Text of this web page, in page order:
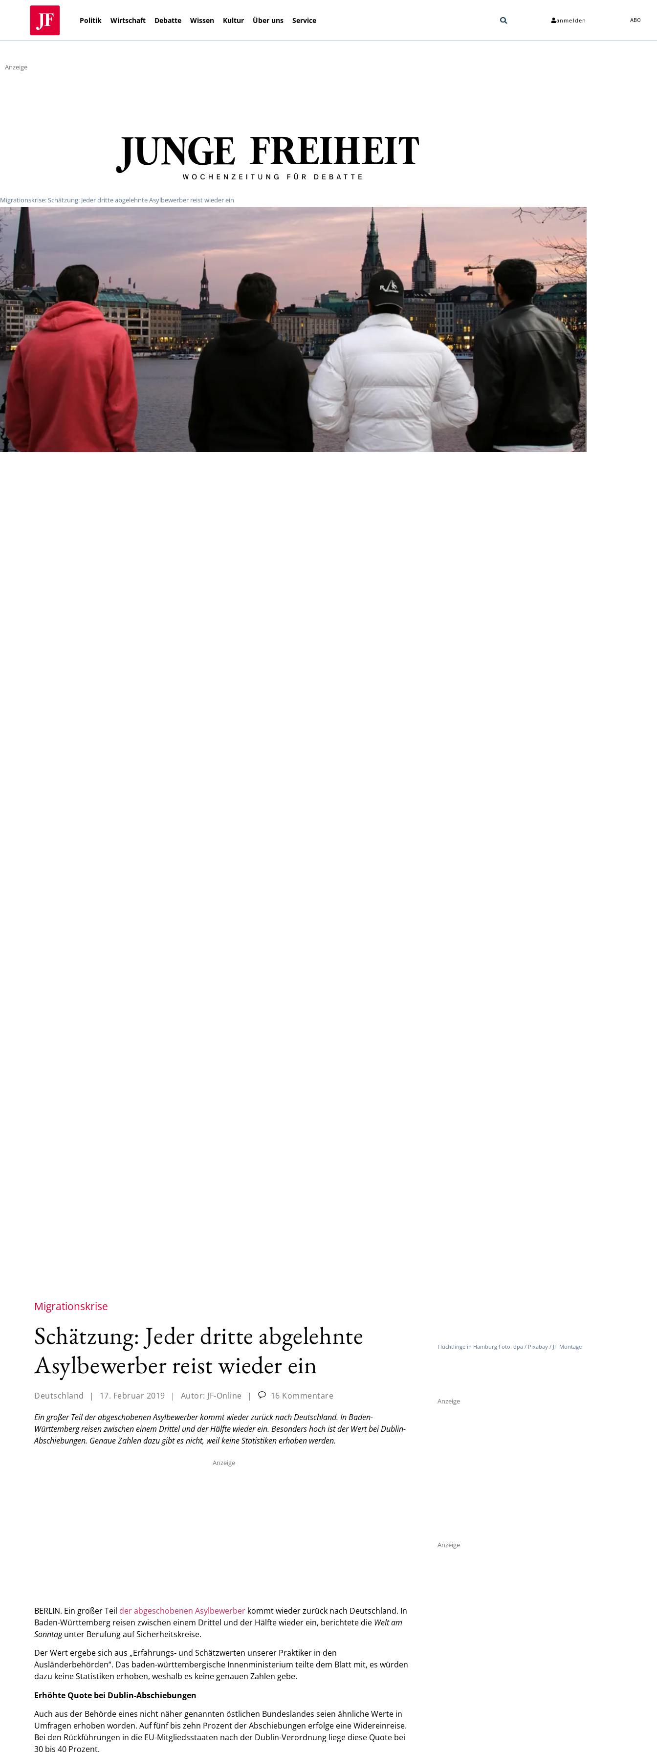
Politik Wirtschaft Debatte Wissen Kultur Über uns Service anmelden ABO
Anzeige
Migrationskrise: Schätzung: Jeder dritte abgelehnte Asylbewerber reist wieder ein
Migrationskrise
Schätzung: Jeder dritte abgelehnte
Asylbewerber reist wieder ein
Deutschland | 17. Februar 2019 | Autor: JF-Online |
16 Kommentare
Ein großer Teil der abgeschobenen Asylbewerber kommt wieder zurück nach Deutschland. In Baden-
Württemberg reisen zwischen einem Drittel und der Hälfte wieder ein. Besonders hoch ist der Wert bei Dublin-
Abschiebungen. Genaue Zahlen dazu gibt es nicht, weil keine Statistiken erhoben werden.
Anzeige
BERLIN. Ein großer Teil der abgeschobenen Asylbewerber kommt wieder zurück nach Deutschland. In
Baden-Württemberg reisen zwischen einem Drittel und der Hälfte wieder ein, berichtete die Welt am
Sonntagunter Berufung auf Sicherheitskreise.
Der Wert ergebe sich aus „Erfahrungs- und Schätzwerten unserer Praktiker in den
Ausländerbehörden“. Das baden-württembergische Innenministerium teilte dem Blatt mit, es würden
dazu keine Statistiken erhoben, weshalb es keine genauen Zahlen gebe.
Erhöhte Quote bei Dublin-Abschiebungen
Auch aus der Behörde eines nicht näher genannten östlichen Bundeslandes seien ähnliche Werte in
Umfragen erhoben worden. Auf fünf bis zehn Prozent der Abschiebungen erfolge eine Widereinreise.
Bei den Rückführungen in die EU-Mitgliedsstaaten nach der Dublin-Verordnung liege diese Quote bei
30 bis 40 Prozent.
Flüchtlinge in Hamburg Foto: dpa / Pixabay / JF-Montage
Anzeige
Anzeige